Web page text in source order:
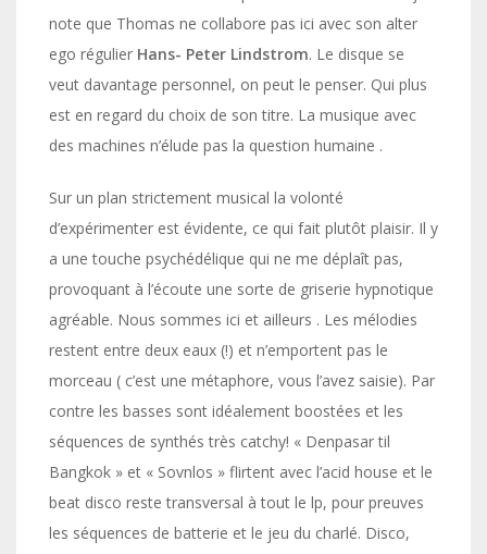
note que Thomas ne collabore pas ici avec son alter
ego régulier Hans- Peter Lindstrom. Le disque se
veut davantage personnel, on peut le penser. Qui plus
est en regard du choix de son titre. La musique avec
des machines n’élude pas la question humaine .
Sur un plan strictement musical la volonté
d’expérimenter est évidente, ce qui fait plutôt plaisir. Il y
a une touche psychédélique qui ne me déplaît pas,
provoquant à l’écoute une sorte de griserie hypnotique
agréable. Nous sommes ici et ailleurs . Les mélodies
restent entre deux eaux (!) et n’emportent pas le
morceau ( c’est une métaphore, vous l’avez saisie). Par
contre les basses sont idéalement boostées et les
séquences de synthés très catchy! « Denpasar til
Bangkok » et « Sovnlos » flirtent avec l’acid house et le
beat disco reste transversal à tout le lp, pour preuves
les séquences de batterie et le jeu du charlé. Disco,